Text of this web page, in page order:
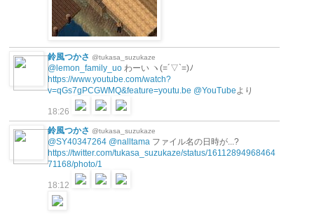
鈴風つかさ @tukasa_suzukaze
@lemon_family_uo わーい ヽ(=´▽`=)ﾉ
https://www.youtube.com/watch?
v=qGs7gPCGWMQ&feature=youtu.be @YouTube より
18:26
鈴風つかさ @tukasa_suzukaze
@SY40347264 @nalltama ファイル名の日時が...?
https://twitter.com/tukasa_suzukaze/status/16112894968464
71168/photo/1
18:12